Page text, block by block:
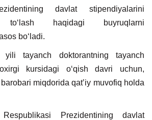
davlat stipendiyalarini
haqidagi buyruqlarni
boʻladi.
yili tayanch doktorantning tayanch
kursidagi oʻqish davri uchun,
miqdorida qatʼiy muvofiq holda
Prezidentining davlat